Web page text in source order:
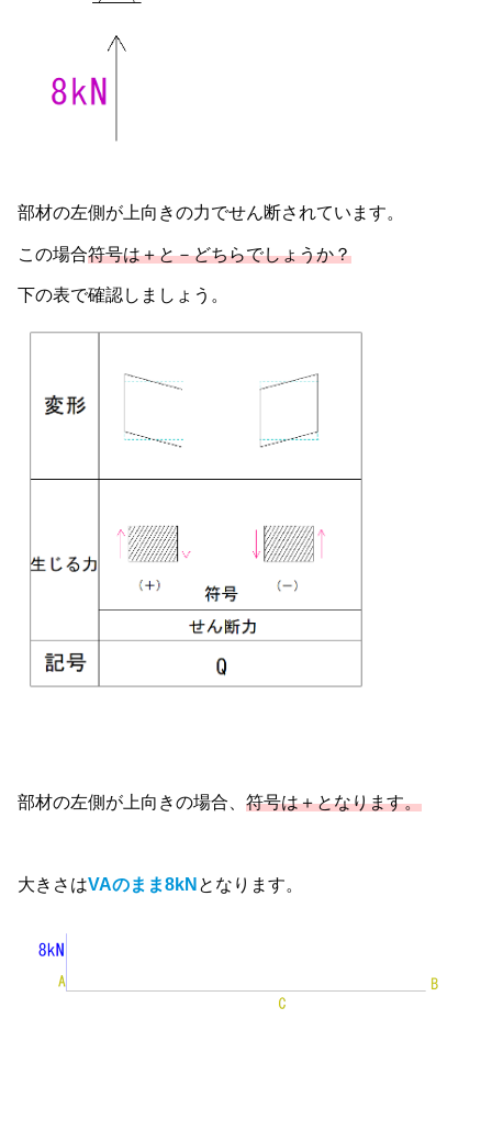
部材の左側が上向きの力でせん断されています。
この場合符号は＋と－どちらでしょうか？
下の表で確認しましょう。
部材の左側が上向きの場合、 符号は＋となります。
大きさはVAのまま8kN となります。